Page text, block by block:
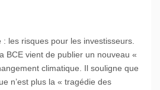
les risques pour les investisseurs.
BCE vient de publier un nouveau «
climatique. Il souligne que
n’est plus la « tragédie des